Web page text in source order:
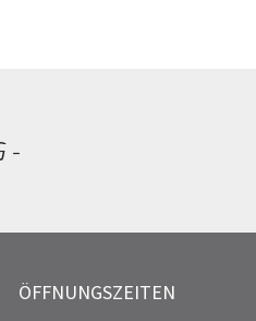
ÖFFNUNGSZEITEN